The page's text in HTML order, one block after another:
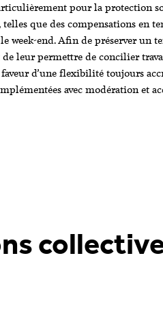
pour la protection
que des compensations en
week-end. Afin de préserver un
leur permettre de concilier
d’une flexibilité toujours
avec modération et